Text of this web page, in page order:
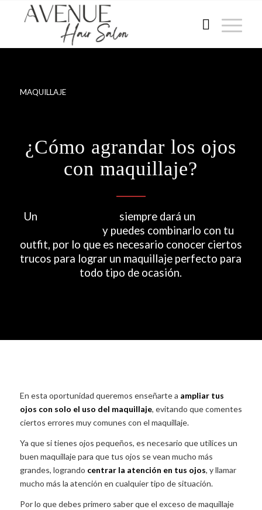
MAQUILLAJE
¿Cómo agrandar los ojos
con maquillaje?
Un siempre dará un
y puedes combinarlo con tu
outfit, por lo que es necesario conocer ciertos
trucos para lograr un maquillaje perfecto para
todo tipo de ocasión.
En esta oportunidad queremos enseñarte a ampliar tus
ojos con solo el uso del maquillaje, evitando que comentes
ciertos errores muy comunes con el maquillaje.
Ya que si tienes ojos pequeños, es necesario que utilices un
buen maquillaje para que tus ojos se vean mucho más
grandes, logrando centrar la atención en tus ojos, y llamar
mucho más la atención en cualquier tipo de situación.
Por lo que debes primero saber que el exceso de maquillaje